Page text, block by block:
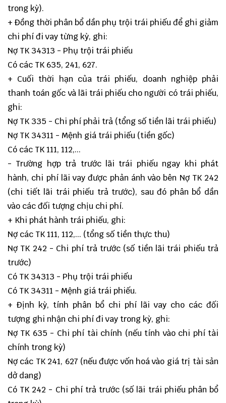
trong kỳ).
+ Đồng thời phân bổ dần phụ trội trái phiếu để ghi giảm
chi phí đi vay từng kỳ, ghi:
Nợ TK 34313 - Phụ trội trái phiếu
Có các TK 635, 241, 627.
+ Cuối thời hạn của trái phiếu, doanh nghiệp phải
thanh toán gốc và lãi trái phiếu cho người có trái phiếu,
ghi:
Nợ TK 335 - Chi phí phải trả (tổng số tiền lãi trái phiếu)
Nợ TK 34311 - Mệnh giá trái phiếu (tiền gốc)
Có các TK 111, 112,...
- Trường hợp trả trước lãi trái phiếu ngay khi phát
hành, chi phí lãi vay được phản ánh vào bên Nợ TK 242
(chi tiết lãi trái phiếu trả trước), sau đó phân bổ dần
vào các đối tượng chịu chi phí.
+ Khi phát hành trái phiếu, ghi:
Nợ các TK 111, 112,... (tổng số tiền thực thu)
Nợ TK 242 - Chi phí trả trước (số tiền lãi trái phiếu trả
trước)
Có TK 34313 - Phụ trội trái phiếu
Có TK 34311 - Mệnh giá trái phiếu.
+ Định kỳ, tính phân bổ chi phí lãi vay cho các đối
tượng ghi nhận chi phí đi vay trong kỳ, ghi:
Nợ TK 635 - Chi phí tài chính (nếu tính vào chi phí tài
chính trong kỳ)
Nợ các TK 241, 627 (nếu được vốn hoá vào giá trị tài sản
dở dang)
Có TK 242 - Chi phí trả trước (số lãi trái phiếu phân bổ